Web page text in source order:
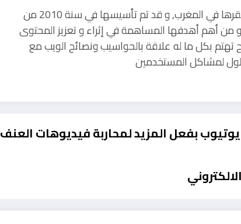
مدونة تقنية يوجد مقرها في المغرب, و قد تم تأسيسها في سنة 2010 من
من أهم أهدفها المساهمة في إثراء و تعزيز المحتوى
تهتم بكل ما له علاقة بالحواسيب ونصائح الويب مع
لمشاكل المستخدمين
بفعل المزيد لمحاربة فيديوهات العنف